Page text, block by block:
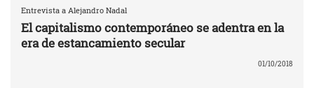
Entrevista a Alejandro Nadal
El capitalismo contemporáneo se adentra en la
era de estancamiento secular
01/10/2018